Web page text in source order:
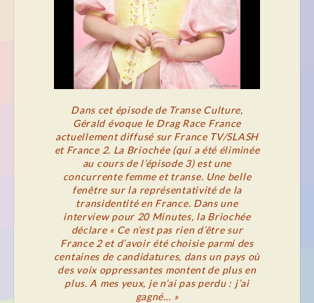
Dans cet épisode de Transe Culture,
Gérald évoque le Drag Race France
actuellement diffusé sur France TV/SLASH
et France 2. La Briochée (qui a été éliminée
au cours de l’épisode 3) est une
concurrente femme et transe. Une belle
fenêtre sur la représentativité de la
transidentité en France. Dans une
interview pour 20 Minutes, la Briochée
déclare « Ce n’est pas rien d’être sur
France 2 et d’avoir été choisie parmi des
centaines de candidatures, dans un pays où
des voix oppressantes montent de plus en
plus. A mes yeux, je n’ai pas perdu : j’ai
gagné… »